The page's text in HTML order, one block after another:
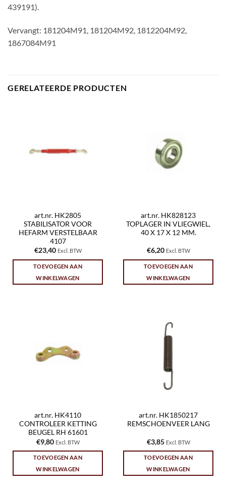
439191).
Vervangt: 181204M91, 181204M92, 1812204M92,
1867084M91
GERELATEERDE PRODUCTEN
art.nr. HK2805
STABILISATOR VOOR
HEFARM VERSTELBAAR
4107
€23,40 Excl. BTW
TOEVOEGEN AAN
WINKELWAGEN
art.nr. HK828123
TOPLAGER IN VLIEGWIEL,
40 X 17 X 12 MM.
€6,20 Excl. BTW
TOEVOEGEN AAN
WINKELWAGEN
art.nr. HK4110
CONTROLEER KETTING
BEUGEL RH 61601
€9,80 Excl. BTW
TOEVOEGEN AAN
WINKELWAGEN
art.nr. HK1850217
REMSCHOENVEER LANG
€3,85 Excl. BTW
TOEVOEGEN AAN
WINKELWAGEN